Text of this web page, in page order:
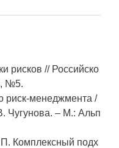
рисков // Российско
№5.
риск-менеджмента /
Чугунова. – М.: Альп
Комплексный подх